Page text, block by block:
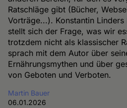
Ratschläge gibt (Bücher,
Vorträge...). Konstantin Linders
stellt sich der Frage, was wir
trotzdem nicht als klassischer
sprach mit dem Autor über
Ernährungsmythen und über
von Geboten und Verboten.
Martin Bauer
06.01.2026